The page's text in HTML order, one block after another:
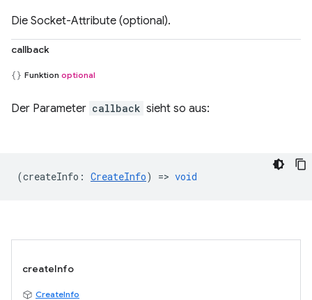
Die Socket-Attribute (optional).
callback
Funktion optional
Der Parameter callback sieht so aus:
(createInfo : CreateInfo) => void
createInfo
CreateInfo